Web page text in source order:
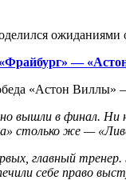
—
«Астон Виллы»
вышли в финал. Ни
столько же —
главный
себе право